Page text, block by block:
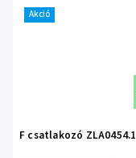
Akció
F csatlakozó ZLA0454.1